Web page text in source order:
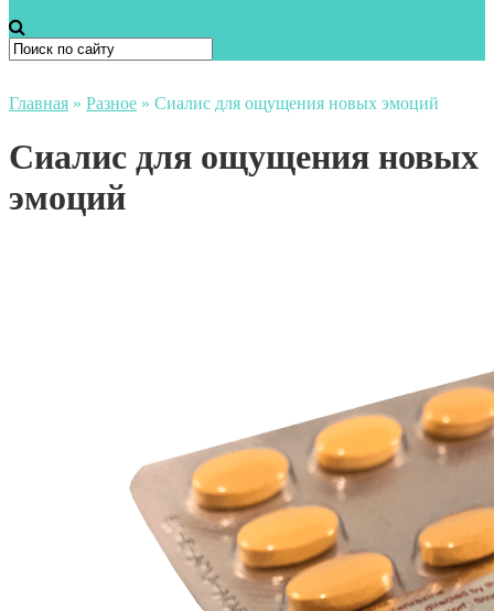
Главная » Разное » Сиалис для ощущения новых эмоций
Сиалис для ощущения новых
эмоций